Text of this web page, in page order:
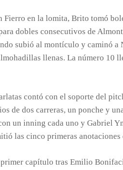
Fierro en la lomita, Brito tomó
dobles consecutivos de
subió al montículo y caminó
llenas. La número 10
contó con el soporte del
de dos carreras, un ponche y
un inning cada uno y Gabriel
las cinco primeras anotaciones
capítulo tras Emilio